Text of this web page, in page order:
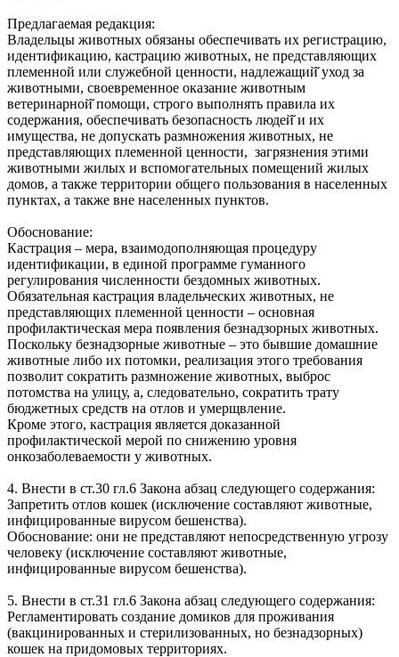
Предлагаемая редакция:
Владельцы животных обязаны обеспечивать их регистрацию,
идентификацию, кастрацию животных, не представляющих
племенной или служебной ценности, надлежащий̆ уход за
животными, своевременное оказание животным
ветеринарной̆ помощи, строго выполнять правила их
содержания, обеспечивать безопасность людей̆ и их
имущества, не допускать размножения животных, не
представляющих племенной ценности, загрязнения этими
животными жилых и вспомогательных помещений жилых
домов, а также территории общего пользования в населенных
пунктах, а также вне населенных пунктов.
Обоснование:
Кастрация – мера, взаимодополняющая процедуру
идентификации, в единой программе гуманного
регулирования численности бездомных животных.
Обязательная кастрация владельческих животных, не
представляющих племенной ценности – основная
профилактическая мера появления безнадзорных животных.
Поскольку безнадзорные животные – это бывшие домашние
животные либо их потомки, реализация этого требования
позволит сократить размножение животных, выброс
потомства на улицу, а, следовательно, сократить трату
бюджетных средств на отлов и умерщвление.
Кроме этого, кастрация является доказанной
профилактической мерой по снижению уровня
онкозаболеваемости у животных.
4. Внести в ст.30 гл.6 Закона абзац следующего содержания:
Запретить отлов кошек (исключение составляют животные,
инфицированные вирусом бешенства).
Обоснование: они не представляют непосредственную угрозу
человеку (исключение составляют животные,
инфицированные вирусом бешенства).
5. Внести в ст.31 гл.6 Закона абзац следующего содержания:
Регламентировать создание домиков для проживания
(вакцинированных и стерилизованных, но безнадзорных)
кошек на придомовых территориях.